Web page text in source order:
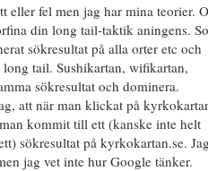
eller fel men jag har mina teorier.
din long tail-taktik aningens.
sökresultat på alla orter etc och
tail. Sushikartan, wifikartan,
sökresultat och dominera.
att när man klickat på
kommit till ett (kanske inte helt
sökresultat på kyrkokartan.se.
jag vet inte hur Google tänker.